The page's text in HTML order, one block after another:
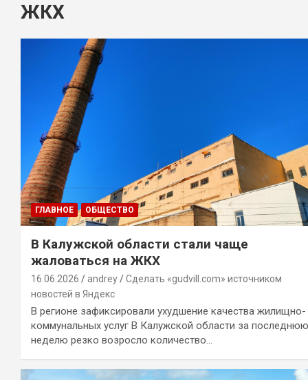
ЖКХ
ГЛАВНОЕ ОБЩЕСТВО
В Калужской области стали чаще
жаловаться на ЖКХ
16.06.2026 andrey
Сделать «gudvill.com» источником
новостей в Яндекс
В регионе зафиксировали ухудшение качества жилищно-
коммунальных услуг В Калужской области за последнюю
неделю резко возросло количество…